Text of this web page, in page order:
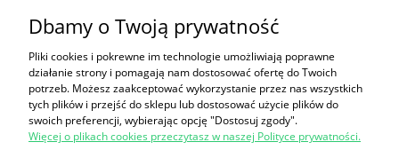
Bibliologia IV : studia ofiarowane twórcom
toruńskiego bibliotekoznawstwa dr Zofii
Mołodcównie i dr. Witoldowi Armonowi w 75-lecie
Dbamy o Twoją prywatność
Pliki cookies i pokrewne im technologie umożliwiają poprawne
działanie strony i pomagają nam dostosować ofertę do Twoich
potrzeb. Możesz zaakceptować wykorzystanie przez nas wszystkich
tych plików i przejść do sklepu lub dostosować użycie plików do
swoich preferencji, wybierając opcję "Dostosuj zgody".
Więcej o plikach cookies przeczytasz w naszej Polityce prywatności.